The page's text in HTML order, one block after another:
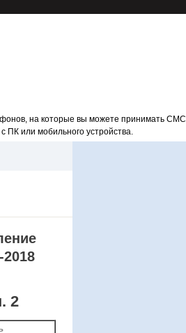
на которые вы можете принимать СМС
ПК или мобильного устройства.
2